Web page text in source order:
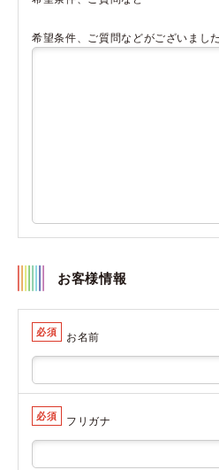
希望条件、ご質問などがございまし
お客様情報
必須 お名前
必須 フリガナ